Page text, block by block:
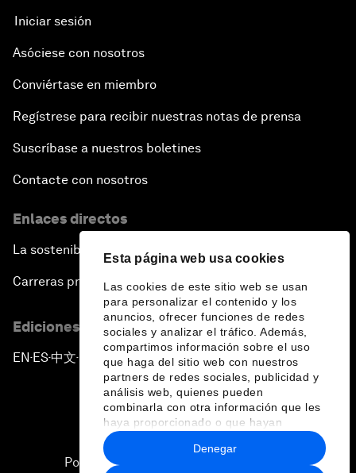
Esta página web usa cookies
Las cookies de este sitio web se usan
para personalizar el contenido y los
anuncios, ofrecer funciones de redes
sociales y analizar el tráfico. Además,
compartimos información sobre el uso
que haga del sitio web con nuestros
partners de redes sociales, publicidad y
análisis web, quienes pueden
combinarla con otra información que les
haya proporcionado o que hayan
recopilado a partir del uso que haya
hecho de sus servicios.
Denegar
Iniciar sesión
Asóciese con nosotros
Conviértase en miembro
Regístrese para recibir nuestras notas de prensa
Suscríbase a nuestros boletines
Contacte con nosotros
Enlaces directos
La sostenibilidad en el Foro
Carreras profesionales
Ediciones en otros idiomas
EN ▪ ES▪中文▪ 日本語
Política de privacidad y normas de uso